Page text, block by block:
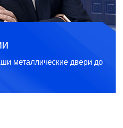
металлические двери до